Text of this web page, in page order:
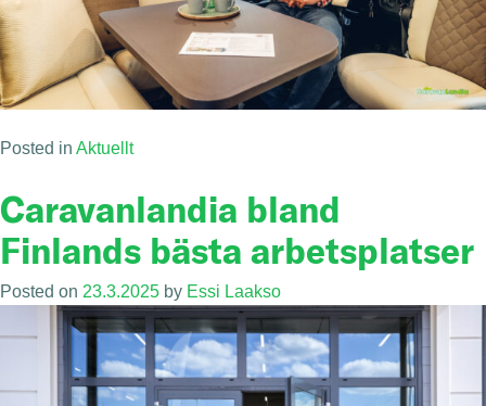
Posted in Aktuellt
Caravanlandia bland
Finlands bästa arbetsplatser
Posted on 23.3.2025 by Essi Laakso